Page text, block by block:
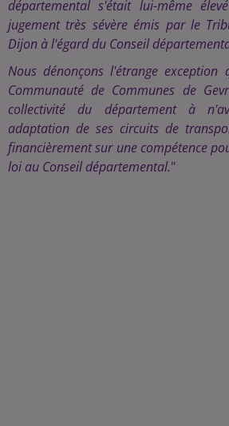
départemental s'était lui-même
jugement très sévère émis par le
Dijon à l'égard du Conseil
Nous dénonçons l'étrange
Communauté de Communes de
collectivité du département à
adaptation de ses circuits de
financièrement sur une compétence
loi au Conseil départemental."